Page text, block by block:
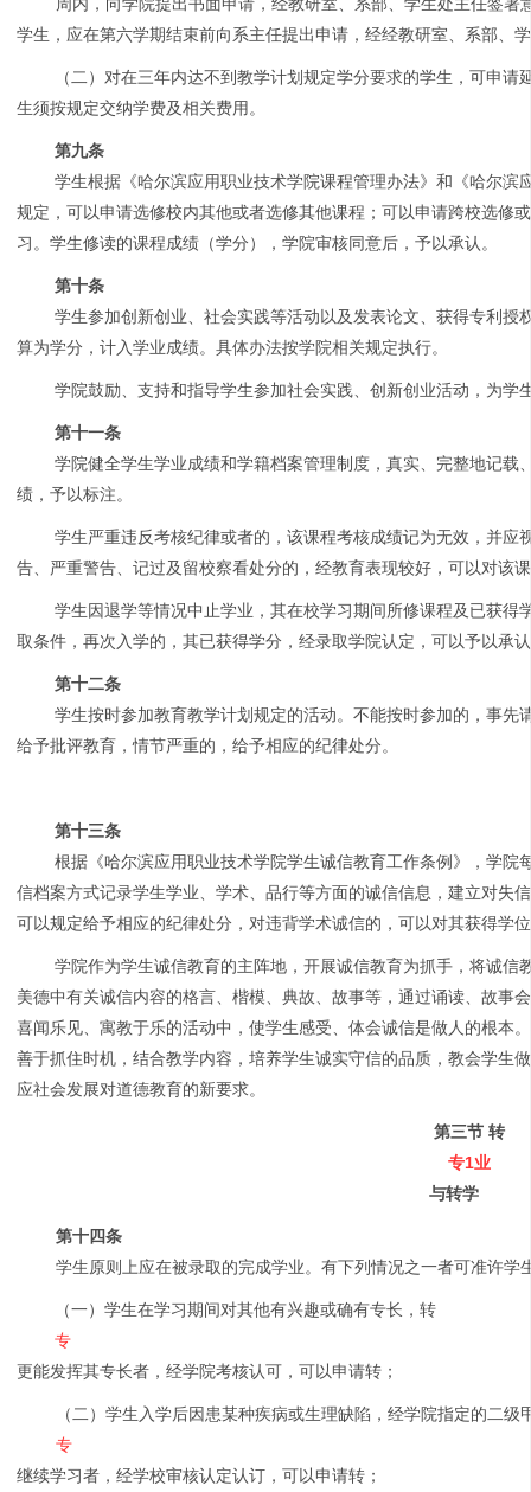
学生，应在第六学期结束前向系主任提出申请，经经教研室、系部、
（二）对在三年内达不到教学计划规定学分要求的学生，可申
生须按规定交纳学费及相关费用。
第九条
学生根据《哈尔滨应用职业技术学院课程管理办法》和《哈尔
规定，可以申请选修校内其他或者选修其他课程；可以申请跨校选修
习。学生修读的课程成绩（学分），学院审核同意后，予以承认。
第十条
学生参加创新创业、社会实践等活动以及发表论文、获得专利
算为学分，计入学业成绩。具体办法按学院相关规定执行。
学院鼓励、支持和指导学生参加社会实践、创新创业活动，为学
第十一条
学院健全学生学业成绩和学籍档案管理制度，真实、完整地记
绩，予以标注。
学生严重违反考核纪律或者的，该课程考核成绩记为无效，并
告、严重警告、记过及留校察看处分的，经教育表现较好，可以对该
学生因退学等情况中止学业，其在校学习期间所修课程及已获
取条件，再次入学的，其已获得学分，经录取学院认定，可以予以承
第十二条
学生按时参加教育教学计划规定的活动。不能按时参加的，事
给予批评教育，情节严重的，给予相应的纪律处分。
第十三条
根据《哈尔滨应用职业技术学院学生诚信教育工作条例》，学
信档案方式记录学生学业、学术、品行等方面的诚信信息，建立对失
可以规定给予相应的纪律处分，对违背学术诚信的，可以对其获得学
学院作为学生诚信教育的主阵地，开展诚信教育为抓手，将诚
美德中有关诚信内容的格言、楷模、典故、故事等，通过诵读、故事
喜闻乐见、寓教于乐的活动中，使学生感受、体会诚信是做人的根本
善于抓住时机，结合教学内容，培养学生诚实守信的品质，教会学生
应社会发展对道德教育的新要求。
第三节 转
专1业
与转学
第十四条
学生原则上应在被录取的完成学业。有下列情况之一者可准许学
（一）学生在学习期间对其他有兴趣或确有专长，转
专
更能发挥其专长者，经学院考核认可，可以申请转；
（二）学生入学后因患某种疾病或生理缺陷，经学院指定的二
专
继续学习者，经学校审核认定认订，可以申请转；